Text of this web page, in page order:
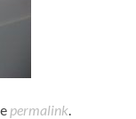
permalink.